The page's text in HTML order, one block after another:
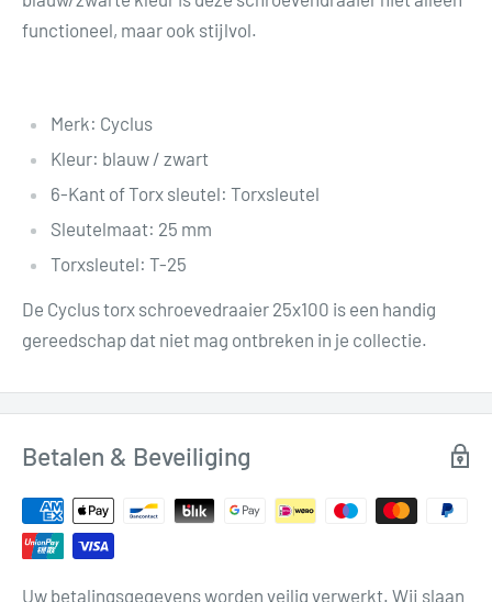
functioneel, maar ook stijlvol.
Merk: Cyclus
Kleur: blauw / zwart
6-Kant of Torx sleutel: Torxsleutel
Sleutelmaat: 25 mm
Torxsleutel: T-25
De Cyclus torx schroevedraaier 25x100 is een handig
gereedschap dat niet mag ontbreken in je collectie.
Betalen & Beveiliging
Uw betalingsgegevens worden veilig verwerkt. Wij slaan